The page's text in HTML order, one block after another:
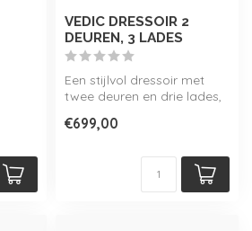
VEDIC DRESSOIR 2
DEUREN, 3 LADES
Een stijlvol dressoir met
twee deuren en drie lades,
meubel...
€699,00